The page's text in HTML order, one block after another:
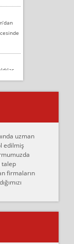
için
uzman
edilmiş
talep
firmaların